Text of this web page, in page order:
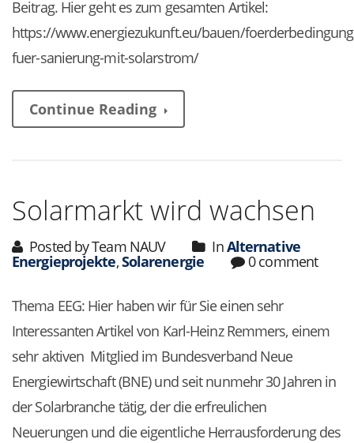
Beitrag. Hier geht es zum gesamten Artikel:
https://www.energiezukunft.eu/bauen/
fuer-sanierung-mit-solarstrom/
Continue Reading
Solarmarkt wird wachsen
Posted by Team NAUV InAlternative
Energieprojekte,Solarenergie 0 comment
Thema EEG: Hier haben wir für Sie einen sehr
Interessanten Artikel von Karl-Heinz Remmers, einem
sehr aktiven Mitglied im Bundesverband Neue
Energiewirtschaft (BNE) und seit nunmehr 30 Jahren in
der Solarbranche tätig, der die erfreulichen
Neuerungen und die eigentliche Herrausforderung des